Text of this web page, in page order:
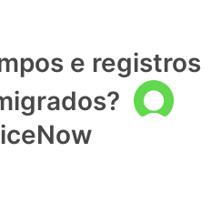
e registros